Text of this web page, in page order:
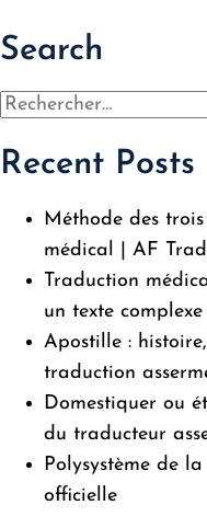
Search
Rechercher :
Recent Posts
Méthode des
médical | AF
Traduction
un texte complexe
Apostille :
traduction
Domestiquer ou
du traducteur
Polysystème de
officielle